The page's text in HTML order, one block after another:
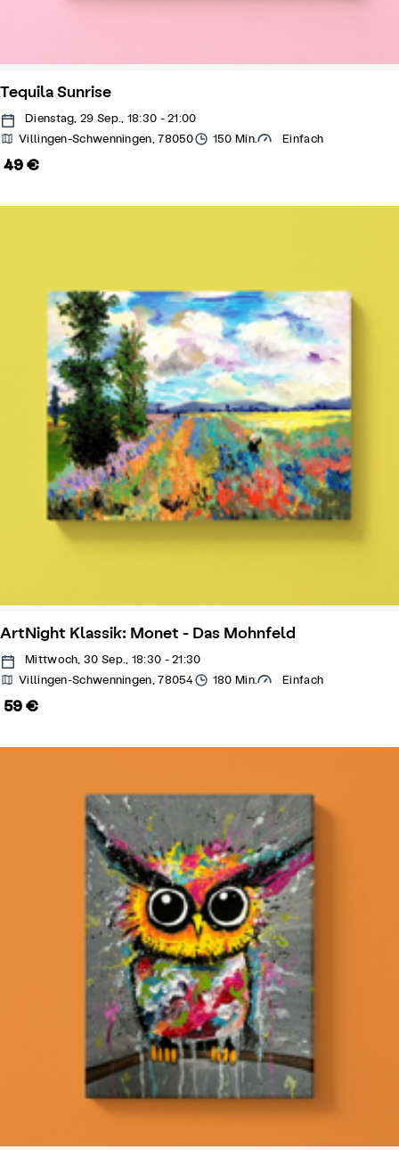
Tequila Sunrise
Dienstag, 29 Sep., 18:30 - 21:00
Villingen-Schwenningen, 78050
150 Min. Einfach
49 €
ArtNight Klassik: Monet - Das Mohnfeld
Mittwoch, 30 Sep., 18:30 - 21:30
Villingen-Schwenningen, 78054
180 Min. Einfach
59 €